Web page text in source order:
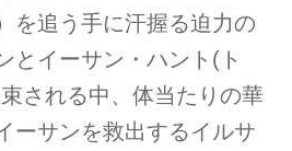
を追う手に汗握る迫力の
とイーサン・ハント(ト
される中、体当たりの華
ーサンを救出するイルサ